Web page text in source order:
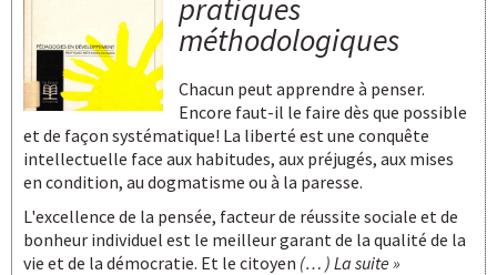
pratiques
méthodologiques
Chacun peut apprendre à penser.
Encore faut-il le faire dès que possible
et de façon systématique! La liberté est une conquête
intellectuelle face aux habitudes, aux préjugés, aux mises
en condition, au dogmatisme ou à la paresse.
L'excellence de la pensée, facteur de réussite sociale et de
bonheur individuel est le meilleur garant de la qualité de la
vie et de la démocratie. Et le citoyen (… ) La suite »